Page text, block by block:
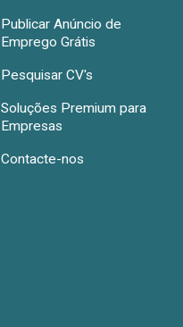
Publicar Anúncio de
Emprego Grátis
Pesquisar CV's
Soluções Premium para
Empresas
Contacte-nos